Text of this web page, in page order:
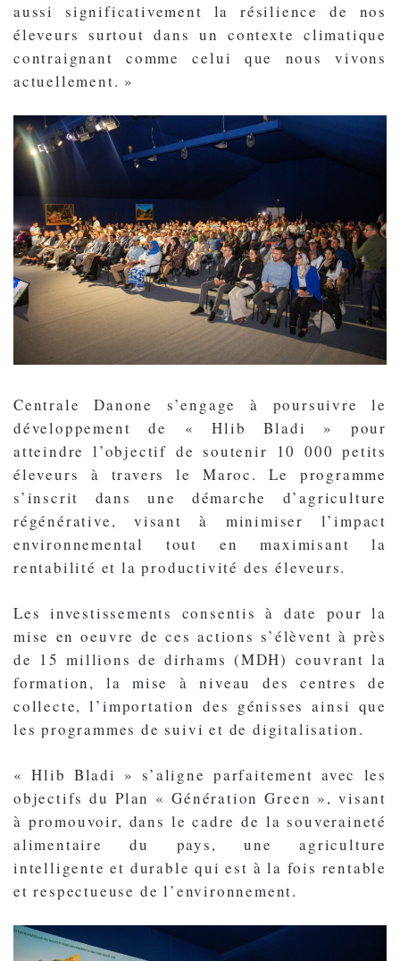
aussi significativement la résilience de nos
éleveurs surtout dans un contexte climatique
contraignant comme celui que nous vivons
actuellement. »
Centrale Danone s’engage à poursuivre le
développement de « Hlib Bladi » pour
atteindre l’objectif de soutenir 10 000 petits
éleveurs à travers le Maroc. Le programme
s’inscrit dans une démarche d’agriculture
régénérative, visant à minimiser l’impact
environnemental tout en maximisant la
rentabilité et la productivité des éleveurs.
Les investissements consentis à date pour la
mise en oeuvre de ces actions s’élèvent à près
de 15 millions de dirhams (MDH) couvrant la
formation, la mise à niveau des centres de
collecte, l’importation des génisses ainsi que
les programmes de suivi et de digitalisation.
« Hlib Bladi » s’aligne parfaitement avec les
objectifs du Plan « Génération Green », visant
à promouvoir, dans le cadre de la souveraineté
alimentaire du pays, une agriculture
intelligente et durable qui est à la fois rentable
et respectueuse de l’environnement.